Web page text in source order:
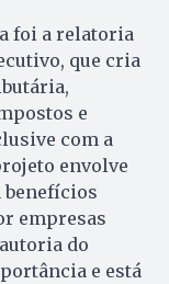
foi a relatoria
que cria
e
com a
envolve
benefícios
empresas
do
e está